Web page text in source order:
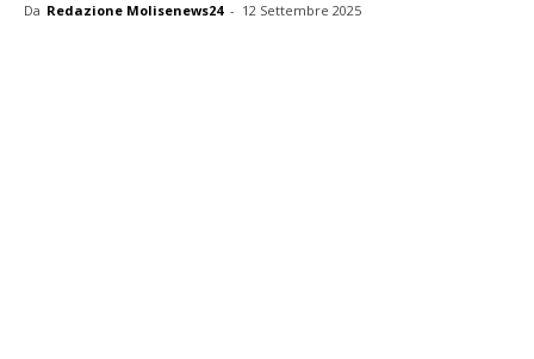
Da Redazione Molisenews24 - 12 Settembre 2025